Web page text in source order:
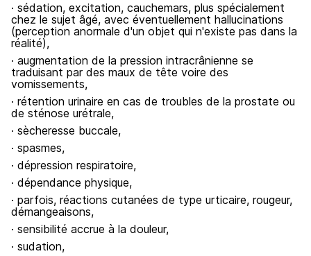
· sédation, excitation, cauchemars, plus spécialement
chez le sujet âgé, avec éventuellement hallucinations
(perception anormale d'un objet qui n'existe pas dans la
réalité),
· augmentation de la pression intracrânienne se
traduisant par des maux de tête voire des
vomissements,
· rétention urinaire en cas de troubles de la prostate ou
de sténose urétrale,
· sècheresse buccale,
· spasmes,
· dépression respiratoire,
· dépendance physique,
· parfois, réactions cutanées de type urticaire, rougeur,
démangeaisons,
· sensibilité accrue à la douleur,
· sudation,